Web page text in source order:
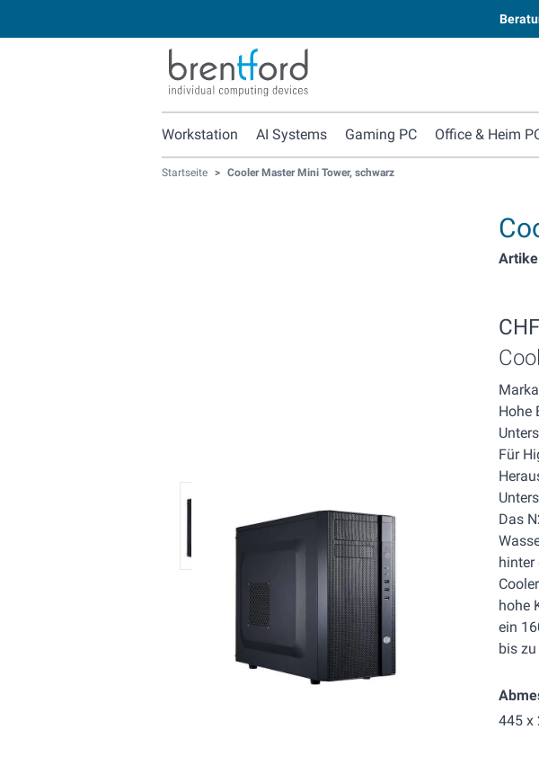
Workstation AI Systems Gaming PC Office & Heim
Startseite > Cooler Master Mini Tower, schwarz
Hohe
Für
Das
hinter
hohe
ein
bis
445 x